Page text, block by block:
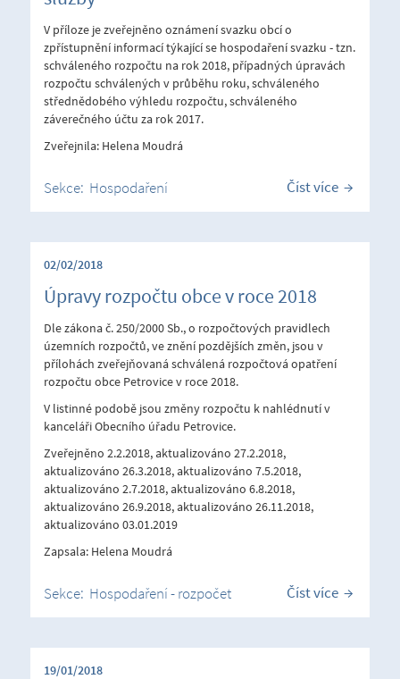
V příloze je zveřejněno oznámení svazku obcí o
zpřístupnění informací týkající se hospodaření svazku - tzn.
schváleného rozpočtu na rok 2018, případných úpravách
rozpočtu schválených v průběhu roku, schváleného
střednědobého výhledu rozpočtu, schváleného
záverečného účtu za rok 2017.
Zveřejnila: Helena Moudrá
Sekce: Hospodaření Číst více
02/02/2018
Úpravy rozpočtu obce v roce 2018
Dle zákona č. 250/2000 Sb., o rozpočtových pravidlech
územních rozpočtů, ve znění pozdějších změn, jsou v
přílohách zveřejňovaná schválená rozpočtová opatření
rozpočtu obce Petrovice v roce 2018.
V listinné podobě jsou změny rozpočtu k nahlédnutí v
kanceláři Obecního úřadu Petrovice.
Zveřejněno 2.2.2018, aktualizováno 27.2.2018,
aktualizováno 26.3.2018, aktualizováno 7.5.2018,
aktualizováno 2.7.2018, aktualizováno 6.8.2018,
aktualizováno 26.9.2018, aktualizováno 26.11.2018,
aktualizováno 03.01.2019
Zapsala: Helena Moudrá
Sekce: Hospodaření - rozpočet Číst více
19/01/2018